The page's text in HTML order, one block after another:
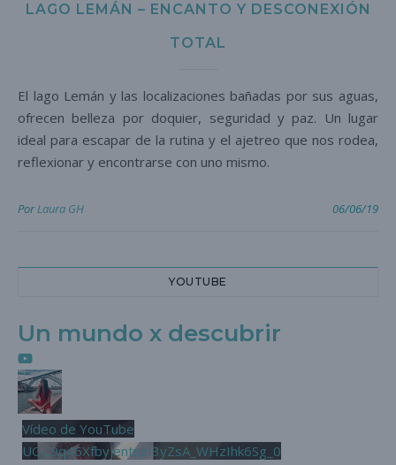
LAGO LEMÁN – ENCANTO Y DESCONEXIÓN
TOTAL
El lago Lemán y las localizaciones bañadas por sus aguas,
ofrecen belleza por doquier, seguridad y paz. Un lugar
ideal para escapar de la rutina y el ajetreo que nos rodea,
reflexionar y encontrarse con uno mismo.
PorLaura GH 06/06/19
YOUTUBE
Un mundo x descubrir
Vídeo de YouTube
UCjL9q46XfbyjentnzI3yZsA_WHzIhk6Sg_0